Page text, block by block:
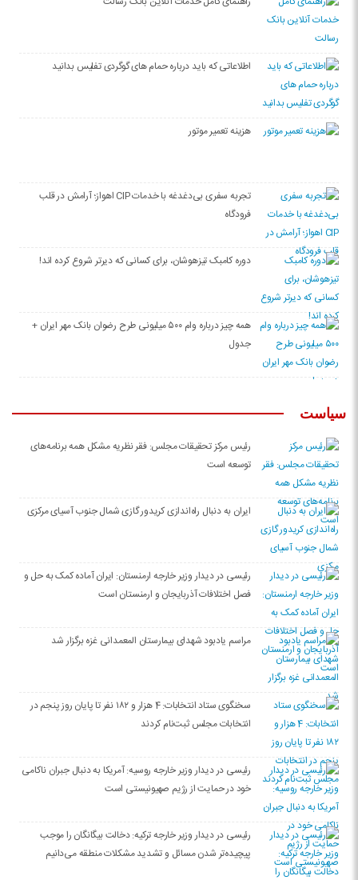
اطلاعاتی که باید درباره حمام های گوگردی تفلیس بدانید
هزینه تعمیر موتور
تجربه سفری بی‌دغدغه با خدمات CIP اهواز؛ آرامش در قلب
فرودگاه
دوره کامبک تیزهوشان، برای کسانی که دیرتر شروع کرده اند!
همه چیز درباره وام ۵۰۰ میلیونی طرح رضوان بانک مهر ایران +
جدول
سیاست
رئیس مرکز تحقیقات مجلس: فقر نظریه مشکل همه برنامه‌های
توسعه‌ است
ایران به دنبال راه‌اندازی کریدور گازی شمال جنوب آسیای مرکزی
رئیسی در دیدار وزیر خارجه ارمنستان: ایران آماده کمک به حل و
فصل اختلافات آذربایجان و ارمنستان است
مراسم یادبود شهدای بیمارستان المعمدانی غزه برگزار شد
سخنگوی ستاد انتخابات: 4 هزار و ۱۸۲ نفر تا پایان روز پنجم در
انتخابات مجلس ثبت‌نام کردند
رئیسی در دیدار وزیر خارجه روسیه: آمریکا به دنبال جبران ناکامی
خود در حمایت از رژیم صهیونیستی است
رئیسی در دیدار وزیر خارجه ترکیه: دخالت بیگانگان را موجب
پیچیده‌تر شدن مسائل و تشدید مشکلات منطقه می‌دانیم